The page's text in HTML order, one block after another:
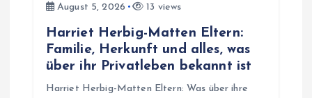
August 5, 2026
13 views
Harriet Herbig-Matten Eltern:
Familie, Herkunft und alles, was
über ihr Privatleben bekannt ist
Harriet Herbig-Matten Eltern: Was über ihre